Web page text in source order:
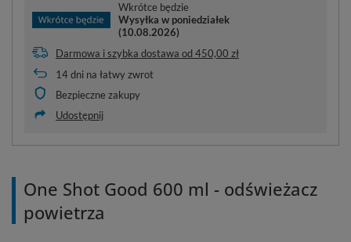
Wkrótce będzie
Wysyłka w poniedziałek
(10.08.2026)
Darmowa i szybka dostawa od450,00 zł
14dni na łatwy zwrot
Bezpieczne zakupy
Udostępnij
One Shot Good 600 ml - odświeżacz
powietrza